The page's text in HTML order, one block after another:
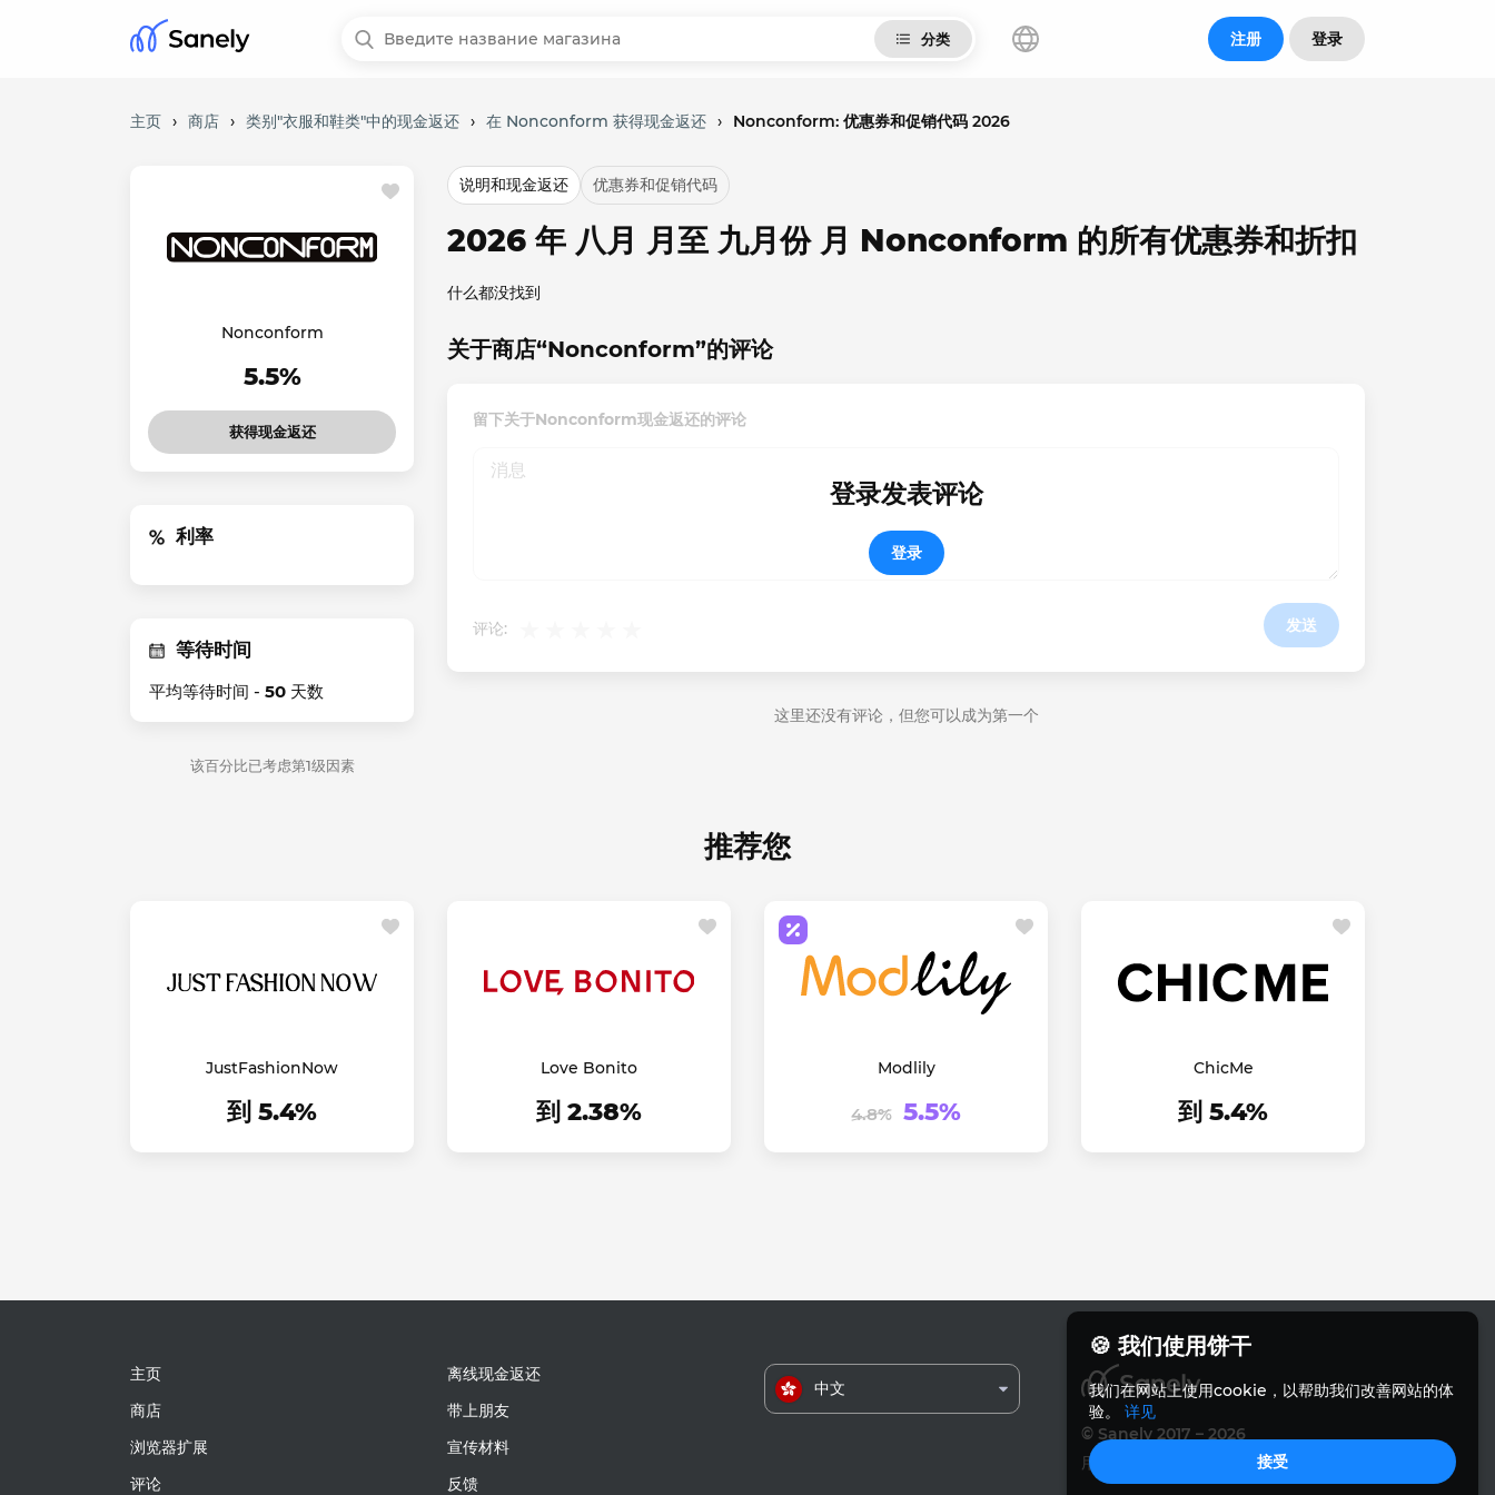
分类 注册 登录
主页 › 商店 › 类别"衣服和鞋类"中的现金返还 › 在 Nonconform 获得现金返还 › Nonconform: 优惠券和促销代码 2026
Nonconform
5.5%
获得现金返还
利率
等待时间
平均等待时间 - 50 天数
该百分比已考虑第1级因素
说明和现金返还 优惠券和促销代码
2026 年 八月 月至 九月份 月 Nonconform 的所有优惠券和折扣
什么都没找到
关于商店“Nonconform”的评论
留下关于Nonconform现金返还的评论
评论: 发送
登录发表评论
登录
这里还没有评论，但您可以成为第一个
推荐您
JustFashionNow
到 5.4%
Love Bonito
到 2.38%
Modlily
4.8% 5.5%
ChicMe
到 5.4%
主页
商店
浏览器扩展
评论
离线现金返还
带上朋友
宣传材料
反馈
中文
© Sanely 2017 – 2026
用户协议
🍪 我们使用饼干
我们在网站上使用cookie，以帮助我们改善网站的体
验。 详见
接受